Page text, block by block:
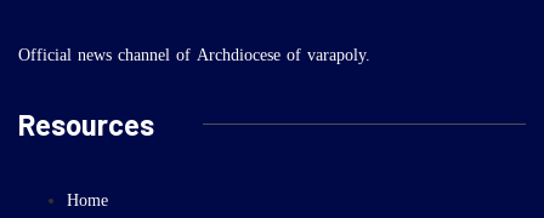
Official news channel of Archdiocese of varapoly.
Resources
Home